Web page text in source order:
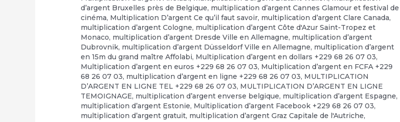
d’argent Bruxelles près de Belgique, multiplication d’argent Cannes Glamour et festival de
cinéma, Multiplication D’argent Ce qu’il faut savoir, multiplication d’argent Clare Canada,
multiplication d’argent Cologne, multiplication d’argent Côte d'Azur Saint-Tropez et
Monaco, multiplication d’argent Dresde Ville en Allemagne, multiplication d’argent
Dubrovnik, multiplication d’argent Düsseldorf Ville en Allemagne, multiplication d’argent
en 15m du grand maître Affolabi, Multiplication d’argent en dollars +229 68 26 07 03,
Multiplication d’argent en euros +229 68 26 07 03, Multiplication d’argent en FCFA +229
68 26 07 03, multiplication d’argent en ligne +229 68 26 07 03, MULTIPLICATION
D’ARGENT EN LIGNE TEL +229 68 26 07 03, MULTIPLICATION D’ARGENT EN LIGNE
TEMOIGNAGE, multiplication d’argent enverse belgique, multiplication d’argent Espagne,
multiplication d’argent Estonie, Multiplication d’argent Facebook +229 68 26 07 03,
multiplication d’argent gratuit, multiplication d’argent Graz Capitale de l'Autriche,